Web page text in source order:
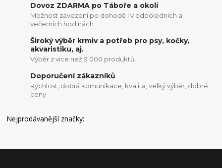
Dovoz ZDARMA po Táboře a okolí
Možnost zavezení po dohodě i v odpoledních a
večerních hodinách
Široký výběr krmiv a potřeb pro psy, kočky,
akvaristiku, aj.
Výběr z vice než 9 000 produktů.
Doporučení zákazníků
Rychlost, dobrá komunikace, kvalita, velký výběr, dobré
ceny
Nejprodávanější značky: